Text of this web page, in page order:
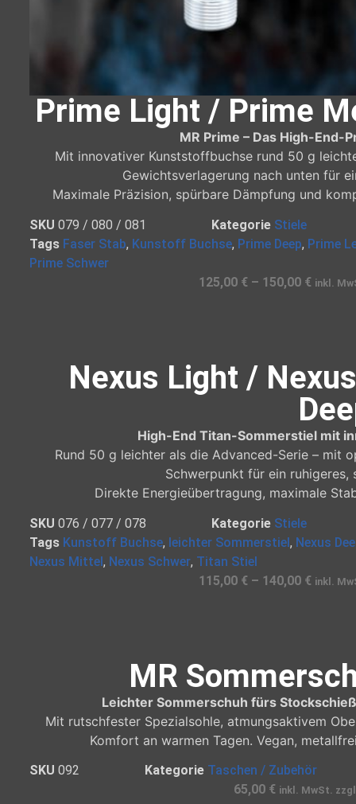
Prime Light / Prime
MR Prime – Das High-End-
Mit innovativer Kunststoffbuchse rund 50 g
Gewichtsverlagerung nach unten für
Maximale Präzision, spürbare Dämpfung und
SKU079 / 080 / 081 Kategorie Stiele
Tags Faser Stab, Kunstoff Buchse, Prime Deep, Prime
Prime Schwer
125,00 € – 150,00 € inkl.
Nexus Light /
High-End Titan-Sommerstiel mit
Rund 50 g leichter als die Advanced-Serie – mit
Schwerpunkt für ein ruhigeres,
Direkte Energieübertragung, maximale
SKU076 / 077 / 078 Kategorie Stiele
Tags Kunstoff Buchse, leichter Sommerstiel, Nexus
Nexus Mittel, Nexus Schwer, Titan Stiel
115,00 € – 140,00 € inkl.
MR
Leichter Sommerschuh fürs
Mit rutschfester Spezialsohle, atmungsaktivem
Komfort an warmen Tagen. Vegan,
SKU092 Kategorie Taschen / Zubehör
65,00 € inkl. MwSt.